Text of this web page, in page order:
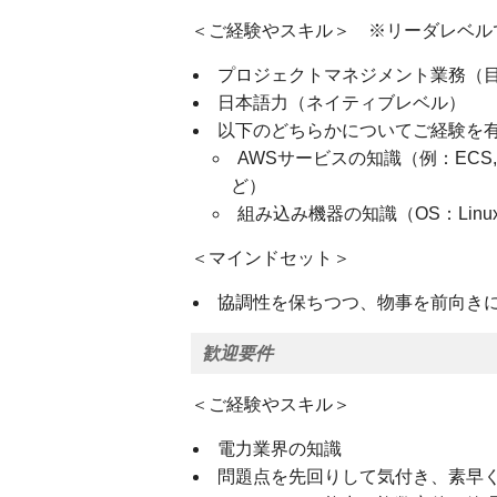
＜ご経験やスキル＞ ※リーダレベル
プロジェクトマネジメント業務（
日本語力（ネイティブレベル）
以下のどちらかについてご経験を
AWSサービスの知識（例：
ど）
組み込み機器の知識（OS：
＜マインドセット＞
協調性を保ちつつ、物事を前向き
歓迎要件
＜ご経験やスキル＞
電力業界の知識
問題点を先回りして気付き、素早